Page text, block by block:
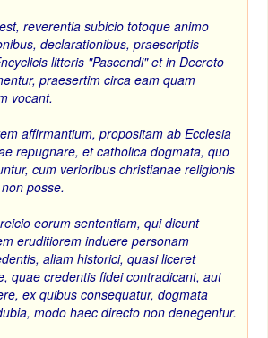
reverentia subicio totoque animo
declarationibus, praescriptis
litteris "Pascendi" et in Decreto
praesertim circa eam quam
vocant.
affirmantium, propositam ab Ecclesia
repugnare, et catholica dogmata, quo
cum verioribus christianae religionis
posse.
eorum sententiam, qui dicunt
eruditiorem induere personam
aliam historici, quasi liceret
quae credentis fidei contradicant, aut
ex quibus consequatur, dogmata
modo haec directo non denegentur.